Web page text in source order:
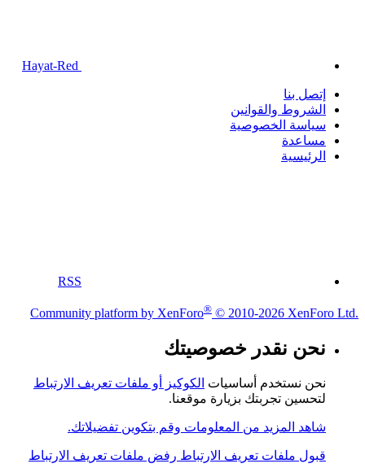
إتصل بنا
الشروط والقوانين
سياسة الخصوصية
مساعدة
الرئيسية
RSS
Community platform by XenForo® © 2010-2026 XenForo Ltd.
نحن نقدر خصوصيتك
نحن نستخدم أساسيات الكوكيز أو ملفات تعريف الارتباط
لتحسين تجربتك بزيارة موقعنا.
شاهد المزيد من المعلومات وقم بتكوين تفضيلاتك.
قبول ملفات تعريف الارتباط رفض ملفات تعريف الارتباط